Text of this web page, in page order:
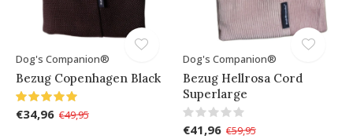
Dog's Companion®
Bezug Copenhagen Black
€34,96 €49,95
Dog's Companion®
Bezug Hellrosa Cord
Superlarge
€41,96 €59,95